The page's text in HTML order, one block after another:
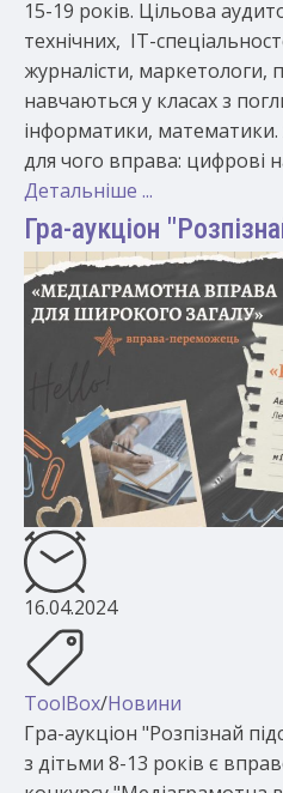
15-19 років. Цільова
технічних, ІТ-
журналісти, маркетологи,
навчаються у класах з
інформатики,
для чого вправа: цифрові
Детальніше ...
Гра-аукціон
16.04.2024
ToolBox/Новини
Гра-аукціон "Розпізнай
з дітьми 8-13 років є